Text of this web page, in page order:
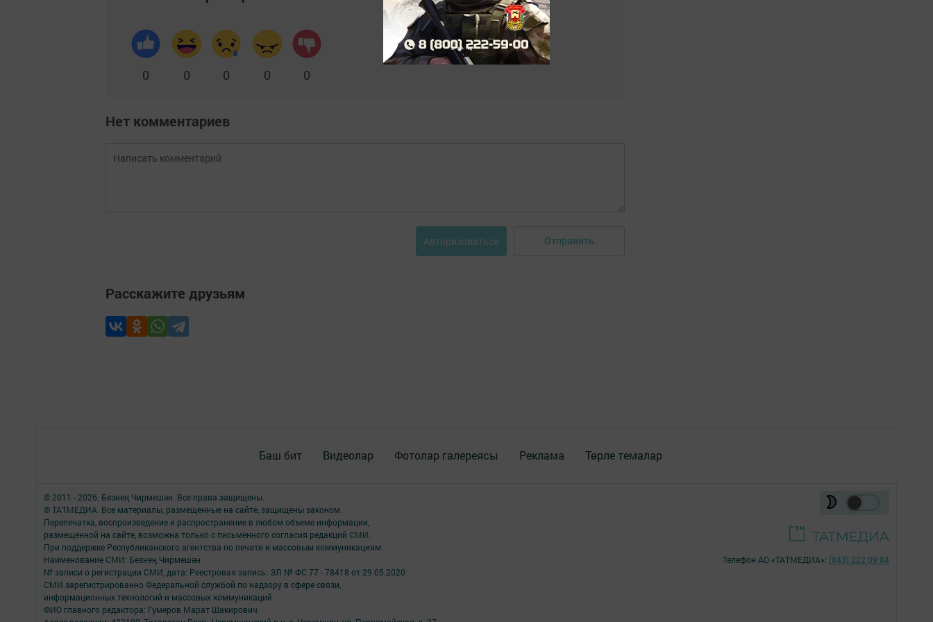
0 0 0 0 0
Нет комментариев
Авторизоваться Отправить
Расскажите друзьям
Баш бит Видеолар Фотолар галереясы Реклама Төрле темалар
© 2011 - 2026. Безнең Чирмешән. Все права защищены.
© ТАТМЕДИА. Все материалы, размещенные на сайте, защищены законом.
Перепечатка, воспроизведение и распространение в любом объеме информации,
размещенной на сайте, возможна только с письменного согласия редакций СМИ.
При поддержке Республиканского агентства по печати и массовым коммуникациям.
Наименование СМИ: Безнең Чирмешән
№ записи о регистрации СМИ, дата: Реестровая запись: ЭЛ № ФС 77 - 78418 от 29.05.2020
СМИ зарегистрированно Федеральной службой по надзору в сфере связи,
информационных технологий и массовых коммуникаций
ФИО главного редактора: Гумеров Марат Шакирович
Телефон АО «ТАТМЕДИА»: (843) 222 09 84